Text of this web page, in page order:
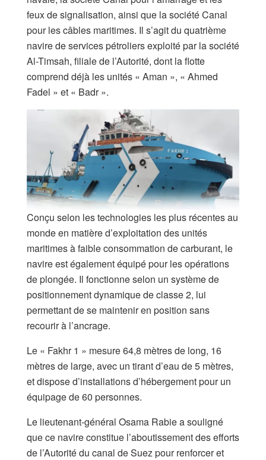
feux de signalisation, ainsi que la société Canal
pour les câbles maritimes. Il s’agit du quatrième
navire de services pétroliers exploité par la société
Al-Timsah, filiale de l’Autorité, dont la flotte
comprend déjà les unités « Aman », « Ahmed
Fadel » et « Badr ».
Conçu selon les technologies les plus récentes au
monde en matière d’exploitation des unités
maritimes à faible consommation de carburant, le
navire est également équipé pour les opérations
de plongée. Il fonctionne selon un système de
positionnement dynamique de classe 2, lui
permettant de se maintenir en position sans
recourir à l’ancrage.
Le « Fakhr 1 » mesure 64,8 mètres de long, 16
mètres de large, avec un tirant d’eau de 5 mètres,
et dispose d’installations d’hébergement pour un
équipage de 60 personnes.
Le lieutenant-général Osama Rabie a souligné
que ce navire constitue l’aboutissement des efforts
de l’Autorité du canal de Suez pour renforcer et